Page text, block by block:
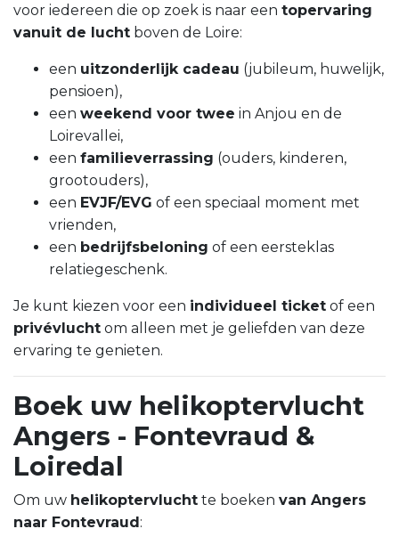
voor iedereen die op zoek is naar een topervaring
vanuit de lucht boven de Loire:
een uitzonderlijk cadeau (jubileum, huwelijk,
pensioen),
een weekend voor twee in Anjou en de
Loirevallei,
een familieverrassing (ouders, kinderen,
grootouders),
een EVJF/EVG of een speciaal moment met
vrienden,
een bedrijfsbeloning of een eersteklas
relatiegeschenk.
Je kunt kiezen voor een individueel ticket of een
privévlucht om alleen met je geliefden van deze
ervaring te genieten.
Boek uw helikoptervlucht
Angers - Fontevraud &
Loiredal
Om uw helikoptervlucht te boeken van Angers
naar Fontevraud: